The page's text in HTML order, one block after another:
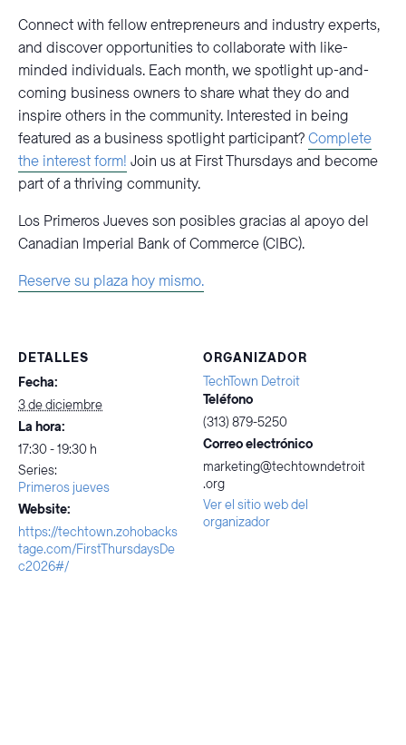
Connect with fellow entrepreneurs and industry experts,
and discover opportunities to collaborate with like-
minded individuals. Each month, we spotlight up-and-
coming business owners to share what they do and
inspire others in the community. Interested in being
featured as a business spotlight participant?Complete
the interest form! Join us at First Thursdays and become
part of a thriving community.
Los Primeros Jueves son posibles gracias al apoyo del
Canadian Imperial Bank of Commerce (CIBC).
Reserve su plaza hoy mismo.
DETALLES
Fecha:
3 de diciembre
La hora:
17:30 - 19:30 h
Series:
Primeros jueves
Website:
https://techtown.zohobacks
tage.com/FirstThursdaysDe
c2026#/
ORGANIZADOR
TechTown Detroit
Teléfono
(313) 879-5250
Correo electrónico
marketing@techtowndetroit
.org
Ver el sitio web del
organizador